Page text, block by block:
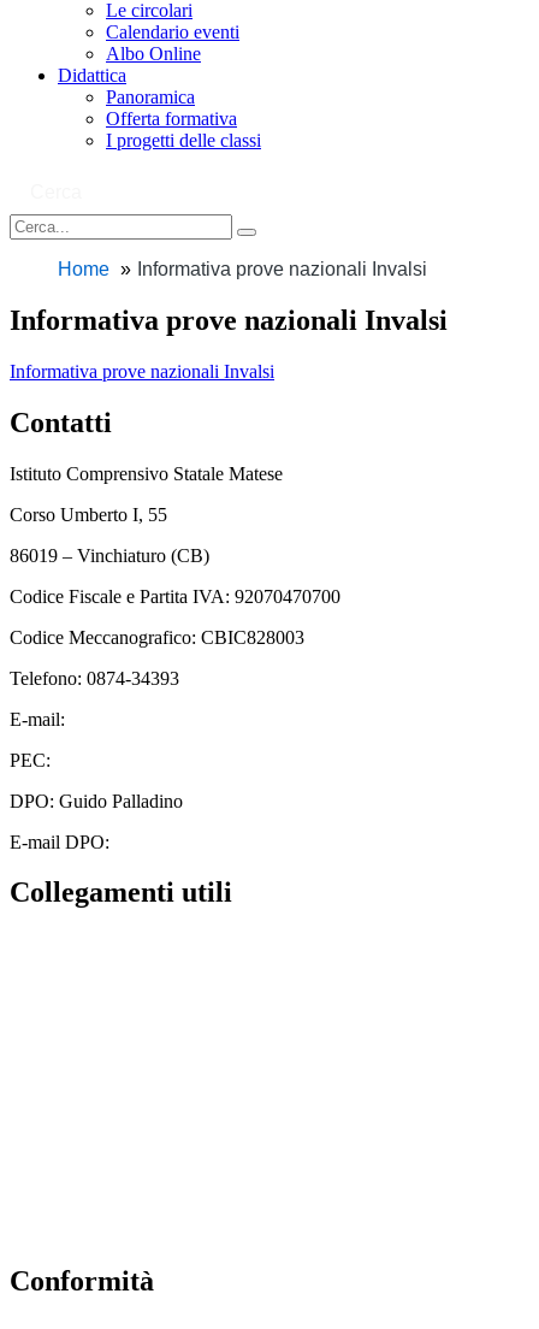
Le circolari
Calendario eventi
Albo Online
Didattica
Panoramica
Offerta formativa
I progetti delle classi
Home Informativa prove nazionali Invalsi
Informativa prove nazionali Invalsi
Informativa prove nazionali Invalsi
Contatti
Istituto Comprensivo Statale Matese
Corso Umberto I, 55
86019 – Vinchiaturo (CB)
Codice Fiscale e Partita IVA: 92070470700
Codice Meccanografico: CBIC828003
Telefono: 0874-34393
E-mail:
PEC:
DPO: Guido Palladino
E-mail DPO:
Collegamenti utili
Conformità